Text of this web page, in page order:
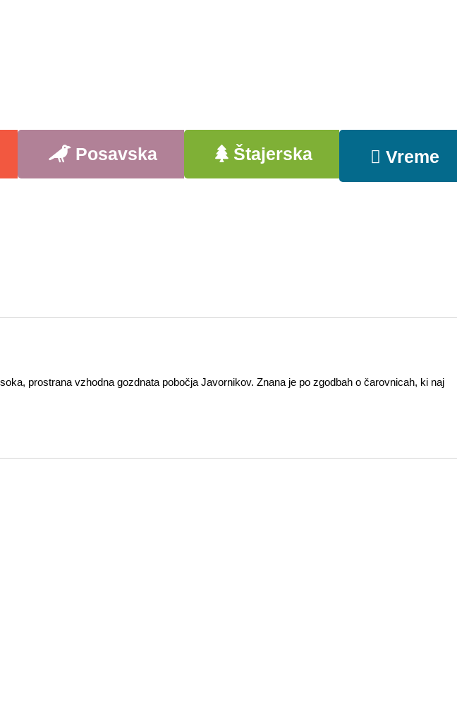
Posavska Štajerska Vreme
prostrana vzhodna gozdnata pobočja Javornikov. Znana je po zgodbah o čarovnicah, ki naj